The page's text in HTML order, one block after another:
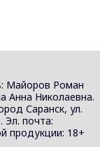
Майоров Роман
Анна Николаевна.
Саранск, ул.
Эл. почта:
продукции: 18+